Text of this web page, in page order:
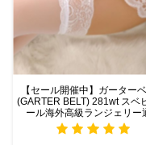
【セール開催中】ガーター
(GARTER BELT) 281wt スベ
ール海外高級ランジェリー